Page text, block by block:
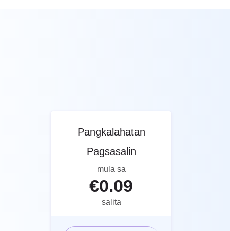
Pangkalahatan
Pagsasalin
mula sa
€0.09
salita